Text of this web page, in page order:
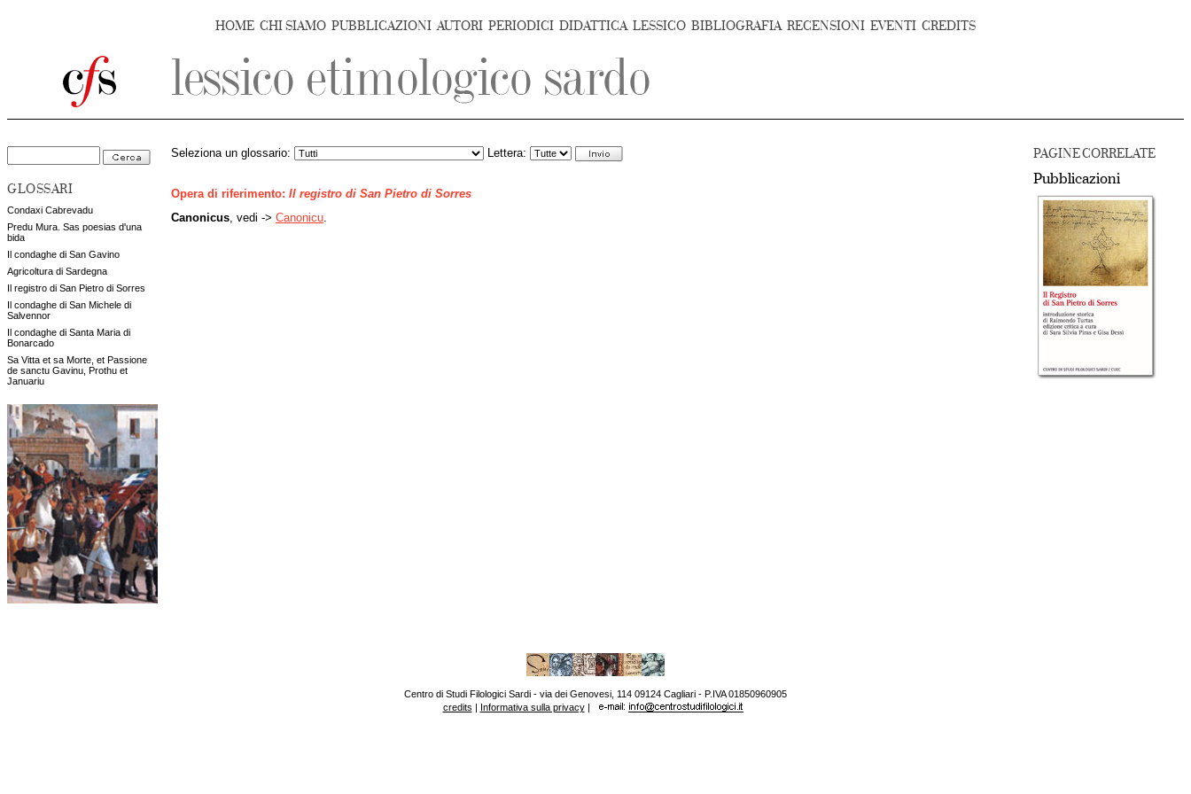
HOME CHI SIAMO PUBBLICAZIONI AUTORI PERIODICI DIDATTICA LESSICO BIBLIOGRAFIA RECENSIONI EVENTI CREDITS
GLOSSARI
Condaxi Cabrevadu
Predu Mura. Sas poesias d'una
bida
Il condaghe di San Gavino
Agricoltura di Sardegna
Il registro di San Pietro di Sorres
Il condaghe di San Michele di
Salvennor
Il condaghe di Santa Maria di
Bonarcado
Sa Vitta et sa Morte, et Passione
de sanctu Gavinu, Prothu et
Januariu
PAGINE CORRELATE
Pubblicazioni
Seleziona un glossario: Lettera:
Opera di riferimento: Il registro di San Pietro di Sorres
Canonicus , vedi -> Canonicu
Centro di Studi Filologici Sardi - via dei Genovesi, 114 09124 Cagliari - P.IVA 01850960905
credits | Informativa sulla privacy|